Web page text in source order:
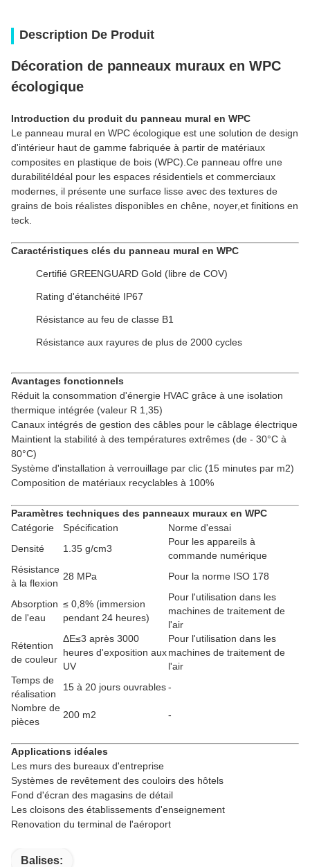
Description De Produit
Décoration de panneaux muraux en WPC
écologique
Introduction du produit du panneau mural en WPC
Le panneau mural en WPC écologique est une solution de design
d'intérieur haut de gamme fabriquée à partir de matériaux
composites en plastique de bois (WPC).Ce panneau offre une
durabilitéIdéal pour les espaces résidentiels et commerciaux
modernes, il présente une surface lisse avec des textures de
grains de bois réalistes disponibles en chêne, noyer,et finitions en
teck.
Caractéristiques clés du panneau mural en WPC
Certifié GREENGUARD Gold (libre de COV)
Rating d'étanchéité IP67
Résistance au feu de classe B1
Résistance aux rayures de plus de 2000 cycles
Avantages fonctionnels
Réduit la consommation d'énergie HVAC grâce à une isolation
thermique intégrée (valeur R 1,35)
Canaux intégrés de gestion des câbles pour le câblage électrique
Maintient la stabilité à des températures extrêmes (de - 30°C à
80°C)
Système d'installation à verrouillage par clic (15 minutes par m2)
Composition de matériaux recyclables à 100%
Paramètres techniques des panneaux muraux en WPC
Catégorie
Spécification
Norme d'essai
Densité
1.35 g/cm3
Pour les appareils à
commande numérique
Résistance
à la flexion
28 MPa Pour la norme ISO 178
Absorption
de l'eau
≤ 0,8% (immersion
pendant 24 heures)
Pour l'utilisation dans les
machines de traitement de
l'air
Rétention
de couleur
ΔE≤3 après 3000
heures d'exposition aux
UV
Pour l'utilisation dans les
machines de traitement de
l'air
Temps de
réalisation
15 à 20 jours ouvrables-
Nombre de
pièces
200 m2 -
Applications idéales
Les murs des bureaux d'entreprise
Systèmes de revêtement des couloirs des hôtels
Fond d'écran des magasins de détail
Les cloisons des établissements d'enseignement
Renovation du terminal de l'aéroport
Balises: